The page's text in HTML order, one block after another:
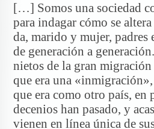
[…] Somos una sociedad
para indagar cómo se
da, marido y mujer, padres
de generación a
nietos de la gran
que era una
que era como otro país, en
decenios han pasado, y
vienen en línea única de